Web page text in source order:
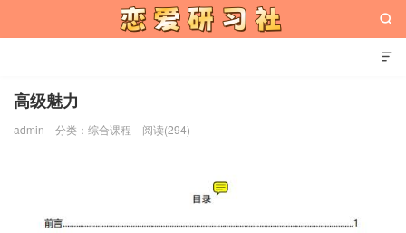


高级魅力
admin 分类： 综合课程 阅读(294)